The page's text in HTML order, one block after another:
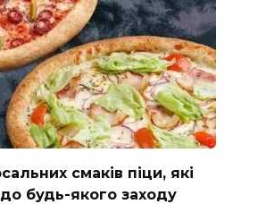
смаків піци, які
до будь-якого заходу